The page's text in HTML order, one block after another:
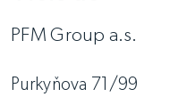
PFM Group a.s.
Purkyňova 71/99